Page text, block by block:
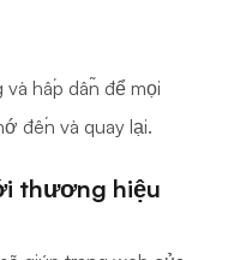
hấp dẫn để mọi
đến và quay lại.
thương hiệu